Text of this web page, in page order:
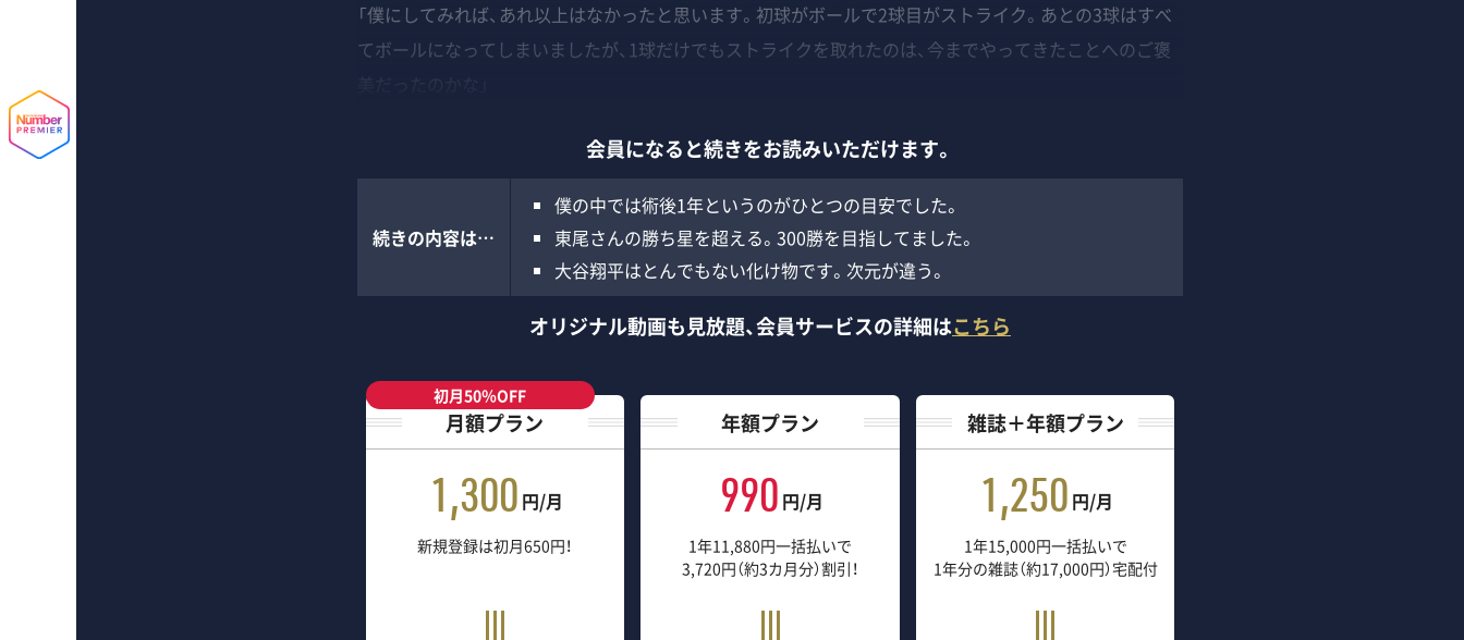
「僕にしてみれば、あれ以上はなかったと思います。初球がボールで2球目がストライク。あとの3球はすべ
てボールになってしまいましたが、1球だけでもストライクを取れたのは、今までやってきたことへのご褒
会員になると続きをお読みいただけます。
続きの内容は…
僕の中では術後1年というのがひとつの目安でした。
東尾さんの勝ち星を超える。300勝を目指してました。
大谷翔平はとんでもない化け物です。次元が違う。
オリジナル動画も見放題、会員サービスの詳細はこちら
初月50％OFF
月額プラン
1,300 円/月
新規登録は初月650円！
年額プラン
990 円/月
1年11,880円一括払いで
3,720円（約3カ月分）割引！
雑誌＋年額プラン
1,250 円/月
1年15,000円一括払いで
1年分の雑誌（約17,000円）宅配付